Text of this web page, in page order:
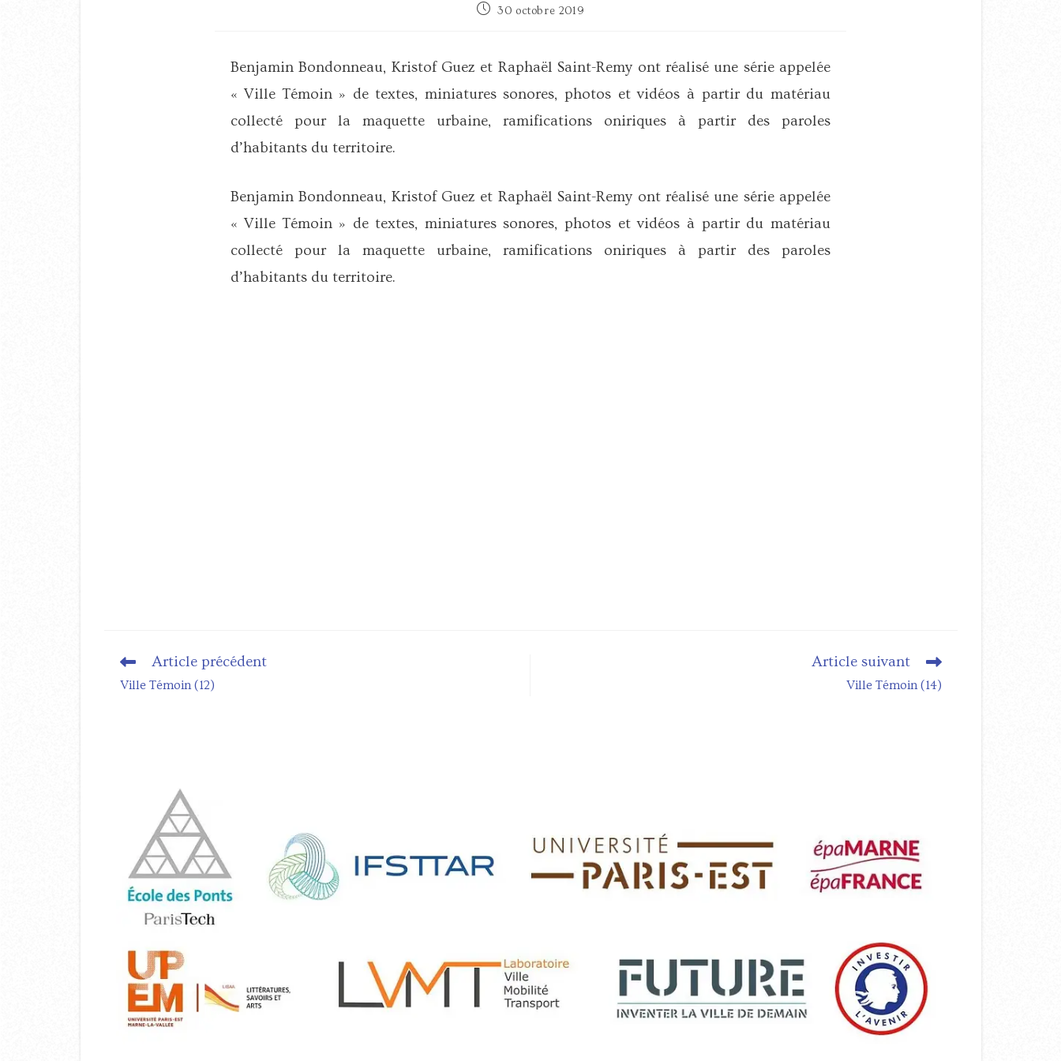
Publication
30 octobre 2019
Benjamin Bondonneau, Kristof Guez et Raphaël Saint-Remy ont réalisé une série appelée
« Ville Témoin » de textes, miniatures sonores, photos et vidéos à partir du matériau
collecté pour la maquette urbaine, ramifications oniriques à partir des paroles
d’habitants du territoire.
Benjamin Bondonneau, Kristof Guez et Raphaël Saint-Remy ont réalisé une série appelée
« Ville Témoin » de textes, miniatures sonores, photos et vidéos à partir du matériau
collecté pour la maquette urbaine, ramifications oniriques à partir des paroles
d’habitants du territoire.
Read
articles
Article précédent
Ville Témoin (12)
Article suivant
Ville Témoin (14)